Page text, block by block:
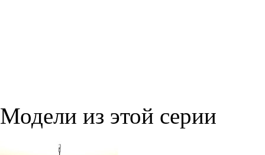
Модели из этой серии